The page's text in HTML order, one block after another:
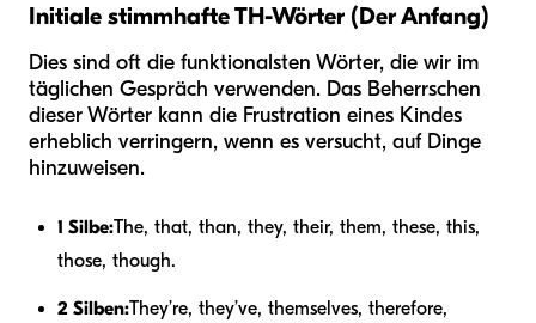
Initiale stimmhafte TH-Wörter (Der Anfang)
Dies sind oft die funktionalsten Wörter, die wir im
täglichen Gespräch verwenden. Das Beherrschen
dieser Wörter kann die Frustration eines Kindes
erheblich verringern, wenn es versucht, auf Dinge
hinzuweisen.
1 Silbe:The, that, than, they, their, them, these, this,
those, though.
2 Silben:They’re, they’ve, themselves, therefore,